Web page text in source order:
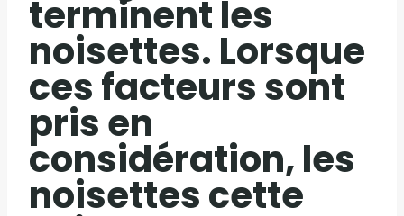
terminent les
noisettes. Lorsque
ces facteurs sont
pris en
considération, les
noisettes cette